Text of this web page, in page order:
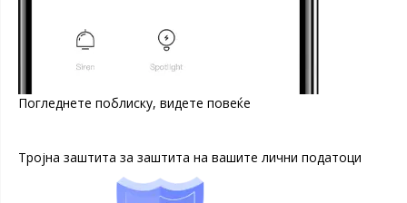
Погледнете поблиску, видете повеќе
Тројна заштита за заштита на вашите лични податоци